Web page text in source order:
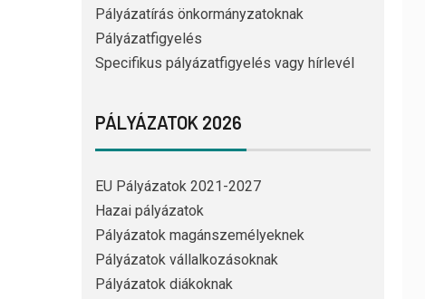
Pályázatírás önkormányzatoknak
Pályázatfigyelés
Specifikus pályázatfigyelés vagy hírlevél
PÁLYÁZATOK 2026
EU Pályázatok 2021-2027
Hazai pályázatok
Pályázatok magánszemélyeknek
Pályázatok vállalkozásoknak
Pályázatok diákoknak